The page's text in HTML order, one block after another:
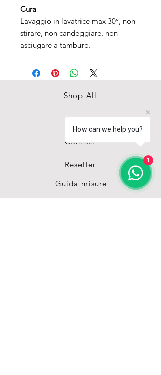
Cura
Lavaggio in lavatrice max 30°, non
stirare, non candeggiare, non
asciugare a tamburo.
Shop All
About
Contact
Reseller
Guida misure
How can we help you?
1